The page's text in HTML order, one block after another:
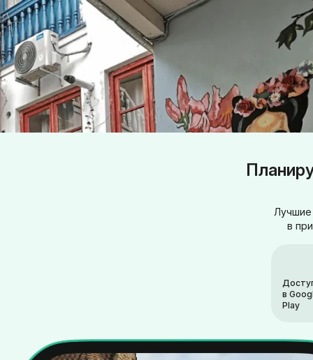
в
в
Play